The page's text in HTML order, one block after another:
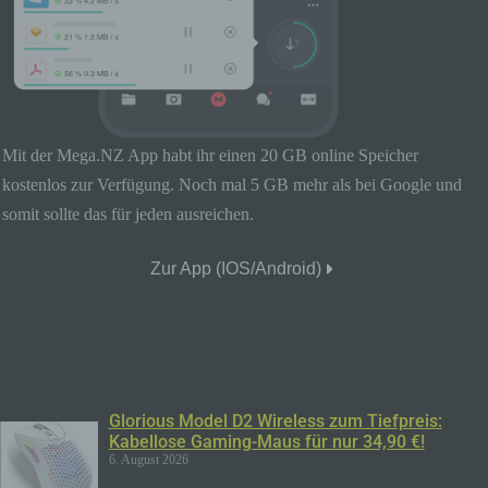
Mit der Mega.NZ App habt ihr einen 20 GB online Speicher
kostenlos zur Verfügung. Noch mal 5 GB mehr als bei Google und
somit sollte das für jeden ausreichen.
Zur App (iOS/Android)
Glorious Model D2 Wireless zum Tiefpreis:
Kabellose Gaming-Maus für nur 34,90 €!
6. August 2026
kann.
b) betroffene Person
Betroffene Person ist jede identifizierte oder
Verarbeitung Verantwortlichen verarbeitet
werden.
c) Verarbeitung
Verarbeitung ist jeder mit oder ohne Hilfe
automatisierter Verfahren ausgeführte
Auslesen, das Abfragen, die Verwendung,
die Offenlegung durch Übermittlung,
Verbreitung oder eine andere Form der